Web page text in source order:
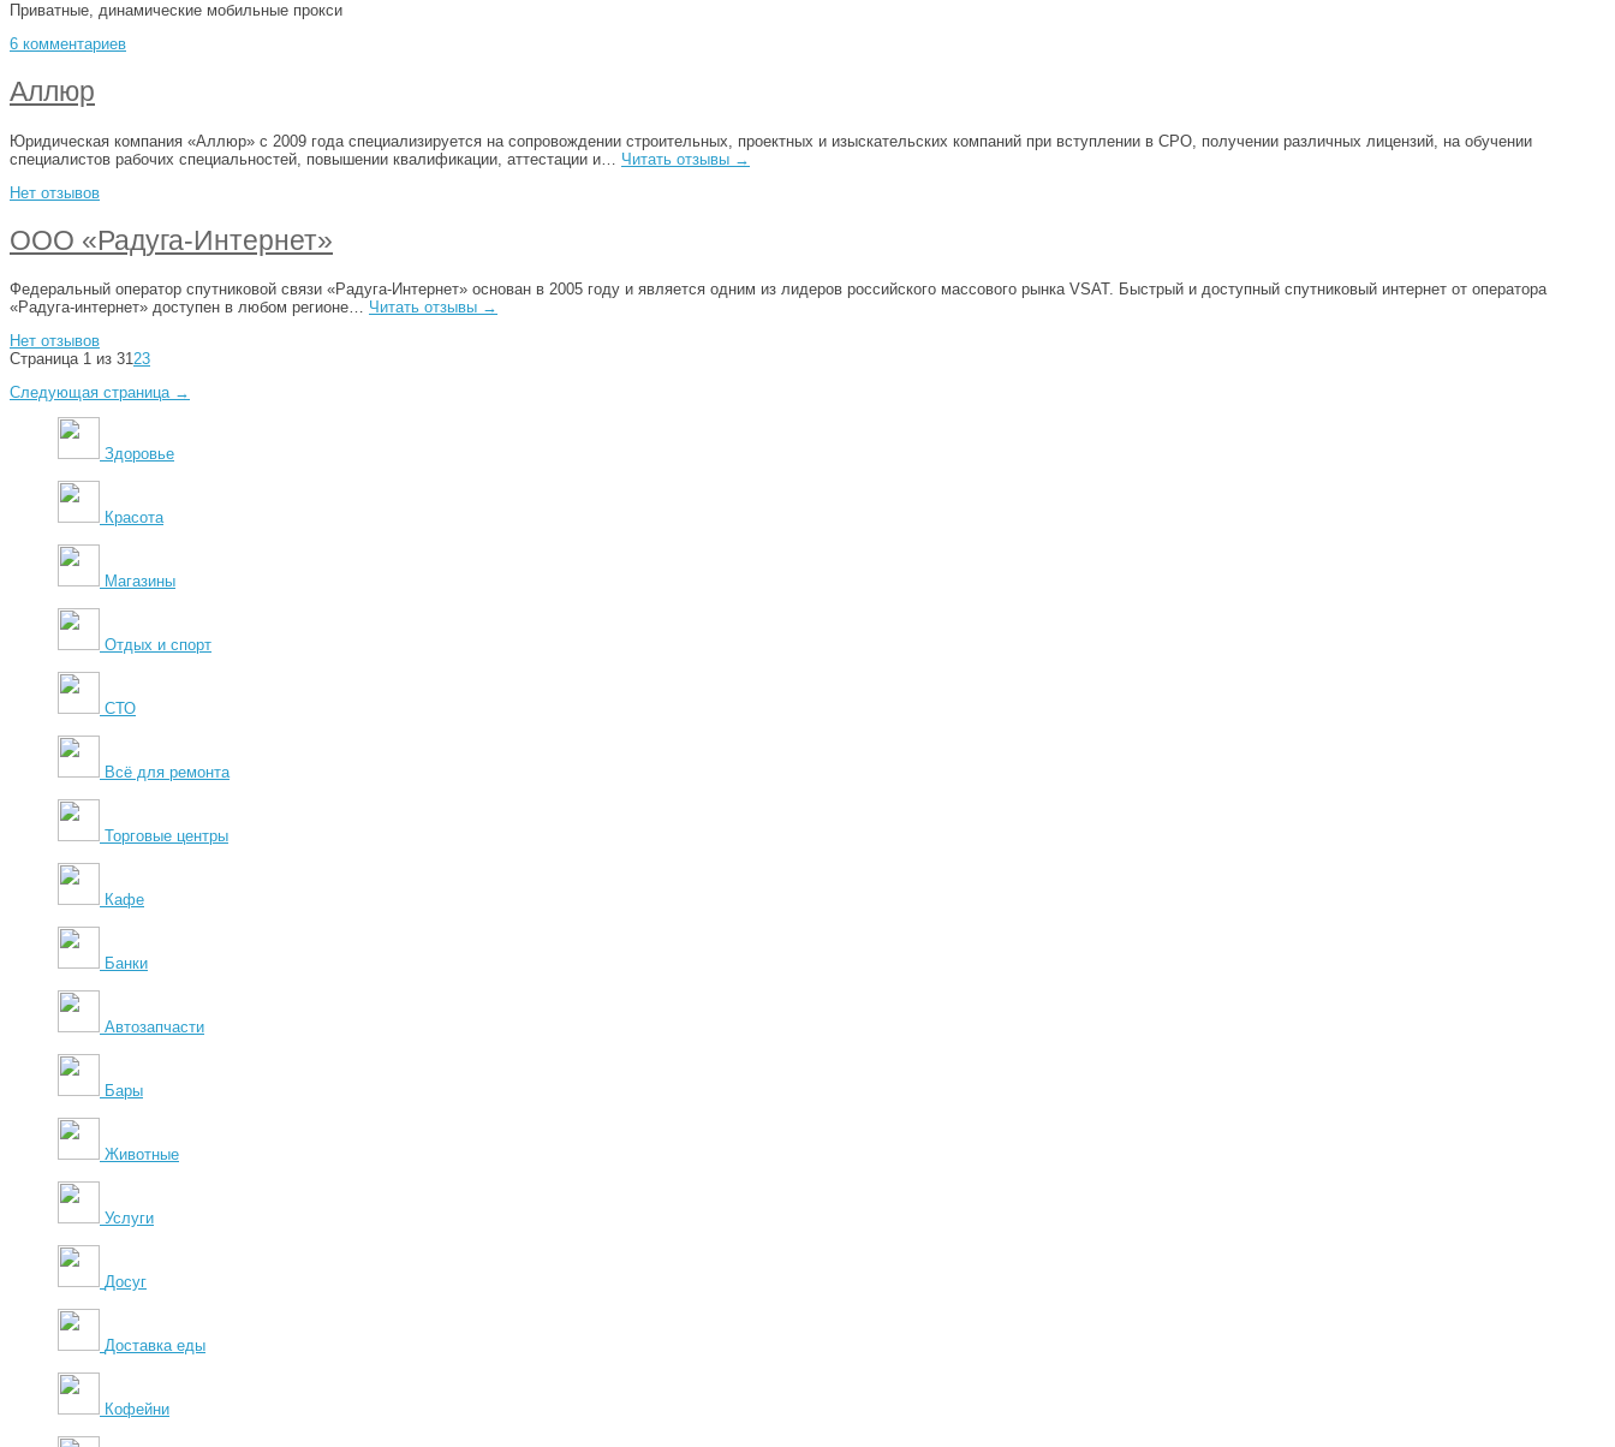
Приватные, динамические мобильные прокси
6 комментариев
Аллюр
Юридическая компания «Аллюр» с 2009 года специализируется на сопровождении строительных, проектных и изыскательских компаний при вступлении в СРО, получении различных лицензий, на обучении
специалистов рабочих специальностей, повышении квалификации, аттестации и… Читать отзывы →
Нет отзывов
ООО «Радуга-Интернет»
Федеральный оператор спутниковой связи «Радуга-Интернет» основан в 2005 году и является одним из лидеров российского массового рынка VSAT. Быстрый и доступный спутниковый интернет от оператора
«Радуга-интернет» доступен в любом регионе… Читать отзывы →
Нет отзывов
Страница 1 из 31 23
Следующая страница →
Здоровье
Красота
Магазины
Отдых и спорт
СТО
Всё для ремонта
Торговые центры
Кафе
Банки
Автозапчасти
Бары
Животные
Услуги
Досуг
Доставка еды
Кофейни